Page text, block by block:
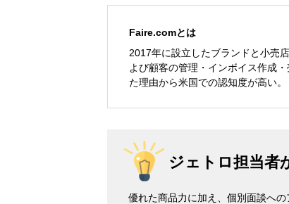
Faire.comとは
2017年に設立したブランドと小売
よび顧客の管理・インボイス作成
た理由から米国での認知度が高い。
ジェトロ担当者
優れた商品力に加え、個別面談へ